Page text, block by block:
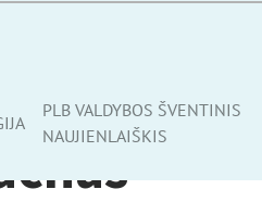
PLB VALDYBOS ŠVENTINIS
NAUJIENLAIŠKIS